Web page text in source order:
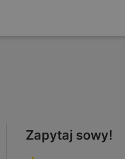
Zapytaj sowy!